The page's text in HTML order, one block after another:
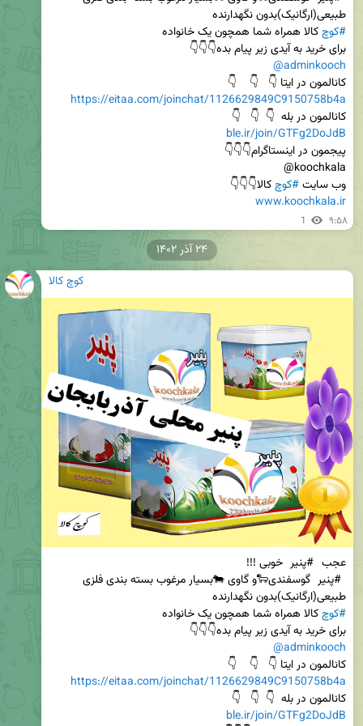
طبیعی(ارگانیک)بدون نگهدارنده
#کوچ
برای خرید به آیدی زیر پیام بده👇👇👇
@adminkooch
کانالمون در ایتا 👇   👇    👇
https://eitaa.com/joinchat/1126629849C9150758b4a
کانالمون در بله  👇  👇   👇
ble.ir/join/GTFg2DoJdB
وب سایت #کوچ کالا👇👇👇
www.koochkala.ir
1 ۹:۵۸
کوچ کالا
عجب #پنیر خوبی !!!
#پنیر
طبیعی(ارگانیک)بدون نگهدارنده
#کوچ
برای خرید به آیدی زیر پیام بده👇👇👇
@adminkooch
کانالمون در ایتا 👇   👇    👇
https://eitaa.com/joinchat/1126629849C9150758b4a
کانالمون در بله  👇  👇   👇
ble.ir/join/GTFg2DoJdB
۲۴ آذر ۱۴۰۲